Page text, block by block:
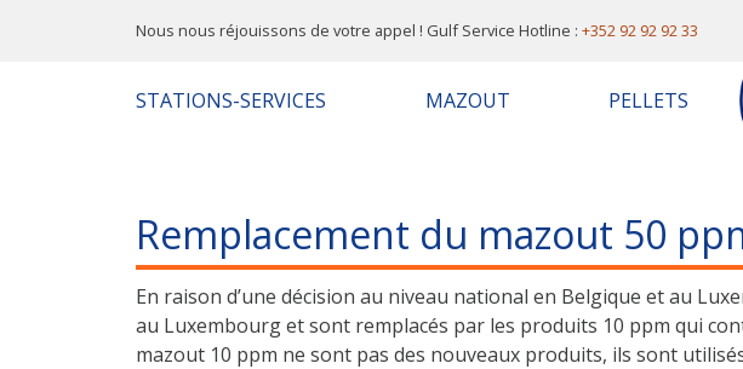
Nous nous réjouissons de votre appel ! Gulf Service Hotline : +352 92 92 92 33
STATIONS-SERVICES MAZOUT PELLETS
Remplacement du mazout 50
En raison d’une décision au niveau national en Belgique et au
au Luxembourg et sont remplacés par les produits 10 ppm qui
mazout 10 ppm ne sont pas des nouveaux produits, ils sont